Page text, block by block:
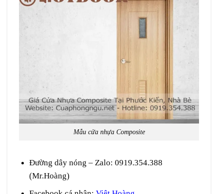
Mẫu cửa nhựa Composite
Đường dây nóng – Zalo: 0919.354.388
(Mr.Hoàng)